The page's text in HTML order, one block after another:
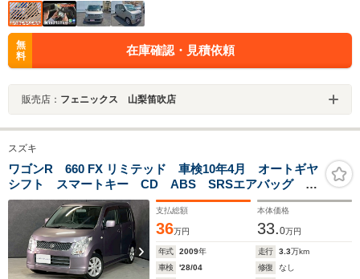
無
料
在庫確認・見積依頼
販売店： フェニックス 山梨笛吹店
スズキ
ワゴンR 660 FX リミテッド 車検10年4月 オートギヤ
シフト スマートキー CD ABS SRSエアバッグ ヘ
ッドライトレベライザー パワステ パワーウィンド
ウ アルミホイール 2WD CVT
支払総額
36万円
本体価格
33.0万円
年式 2009年 走行 3.3万km
車検
'28/04 修復
なし